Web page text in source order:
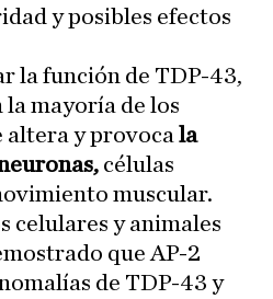
y posibles efectos
la función de TDP-43,
mayoría de los
altera y provoca la
células
muscular.
celulares y animales
que AP-2
de TDP-43 y